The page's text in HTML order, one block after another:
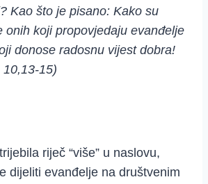
Kao što je pisano: Kako su
onih koji propovjedaju evanđelje
donose radosnu vijest dobra!
15)
riječ “više” u naslovu,
dijeliti evanđelje na društvenim